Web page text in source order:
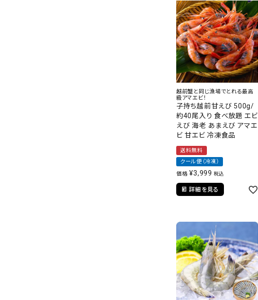
越前蟹と同じ漁場でとれる最高
級アマエビ！
子持ち越前甘えび 500g/
約40尾入り 食べ放題 エビ
えび 海老 あまえび アマエ
ビ 甘エビ 冷凍食品
送料無料
クール便（冷凍）
価格 ¥3,999 税込
詳細を見る